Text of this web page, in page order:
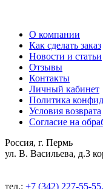
О компании
Как сделать заказ
Новости и статьи
Отзывы
Контакты
Личный кабинет
Политика
Условия возврата
Согласие на
Россия, г. Пермь
ул. В. Васильева, д.3
тел.: +7 (342) 227-55-